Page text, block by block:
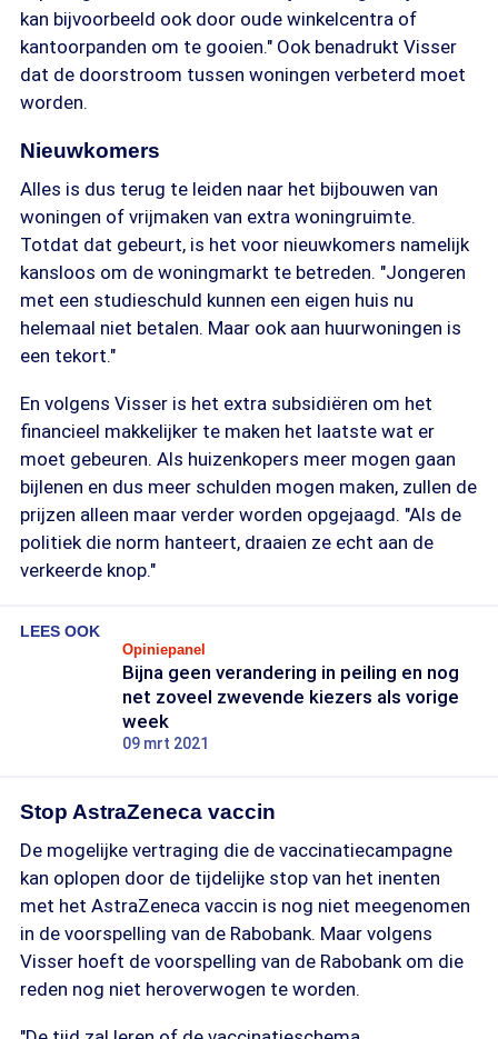
kan bijvoorbeeld ook door oude winkelcentra of
kantoorpanden om te gooien." Ook benadrukt Visser
dat de doorstroom tussen woningen verbeterd moet
worden.
Nieuwkomers
Alles is dus terug te leiden naar het bijbouwen van
woningen of vrijmaken van extra woningruimte.
Totdat dat gebeurt, is het voor nieuwkomers namelijk
kansloos om de woningmarkt te betreden. "Jongeren
met een studieschuld kunnen een eigen huis nu
helemaal niet betalen. Maar ook aan huurwoningen is
een tekort."
En volgens Visser is het extra subsidiëren om het
financieel makkelijker te maken het laatste wat er
moet gebeuren. Als huizenkopers meer mogen gaan
bijlenen en dus meer schulden mogen maken, zullen de
prijzen alleen maar verder worden opgejaagd. "Als de
politiek die norm hanteert, draaien ze echt aan de
verkeerde knop."
LEES OOK
Opiniepanel
Bijna geen verandering in peiling en nog
net zoveel zwevende kiezers als vorige
week
09 mrt 2021
Stop AstraZeneca vaccin
De mogelijke vertraging die de vaccinatiecampagne
kan oplopen door de tijdelijke stop van het inenten
met het AstraZeneca vaccin is nog niet meegenomen
in de voorspelling van de Rabobank. Maar volgens
Visser hoeft de voorspelling van de Rabobank om die
reden nog niet heroverwogen te worden.